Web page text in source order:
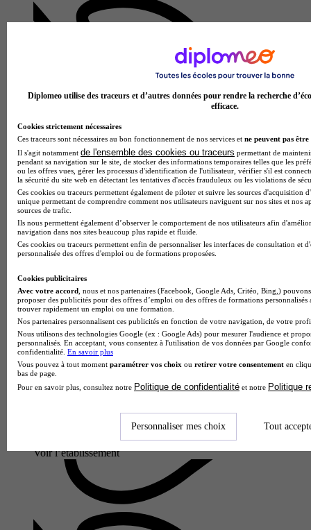
Aucun avis
Grasse
Lycée professionnel
Voir l’établissement
Diplomeo utilise des traceurs et d’autres données pour rendre la recherche
efficace.
Cookies strictement nécessaires
Ces traceurs sont nécessaires au bon fonctionnement de nos services et ne peuvent pas être
Il s'agit notamment de l'ensemble des cookies ou traceurs permettant de
pendant sa navigation sur le site, de stocker des informations temporaires telles que les
ou les offres vues, gérer les processus d'identification de l'utilisateur, vérifier s'il est
la sécurité du site web en détectant les tentatives d'accès frauduleux ou les violations de
Ces cookies ou traceurs permettent également de piloter et suivre les sources d'acquisition
unique permettant de comprendre comment nos utilisateurs naviguent sur nos sites et nos
sources de trafic.
Ils nous permettent également d’observer le comportement de nos utilisateurs afin
navigation dans nos sites beaucoup plus rapide et fluide.
Ces cookies ou traceurs permettent enfin de personnaliser les interfaces de consultation et
personnalisée des offres d'emploi ou de formations proposées.
Cookies publicitaires
Avec votre accord , nous et nos partenaires (Facebook, Google Ads, Critéo, Bing,)
proposer des publicités pour des offres d’emploi ou des offres de formations
trouver rapidement un emploi ou une formation.
Nos partenaires personnalisent ces publicités en fonction de votre navigation, de votre
Nous utilisons des technologies Google (ex : Google Ads) pour mesurer l'audience et
personnalisés. En acceptant, vous consentez à l'utilisation de vos données par Google
confidentialité. En savoir plus
Vous pouvez à tout moment paramétrer vos choix ou retirer votre consentement en
bas de page.
Pour en savoir plus, consultez notre Politique de confidentialité et notre Politique
Personnaliser mes choix Tout